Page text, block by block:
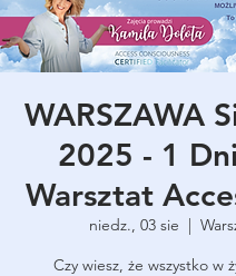
WARSZAWA
2025 - 1
Warsztat
niedz., 03 sie
  |
Czy wiesz, że wszystko w